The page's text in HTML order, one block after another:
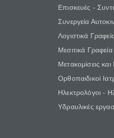
Επισκευές -
Συνεργεία
Λογιστικά
Μεσιτικά Γραφεία
Μετακομίσεις
Ορθοπαιδικοί
Ηλεκτρολόγοι -
Υδραυλικές